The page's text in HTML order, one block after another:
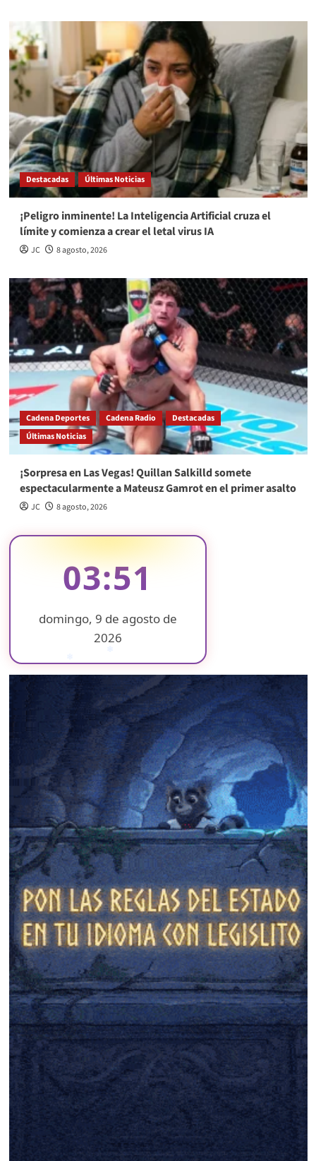
Destacadas Últimas Noticias
¡Peligro inminente! La Inteligencia Artificial cruza el
límite y comienza a crear el letal virus IA
JC 8 agosto, 2026
Cadena Deportes Cadena Radio
Destacadas
Últimas Noticias
¡Sorpresa en Las Vegas! Quillan Salkilld somete
espectacularmente a Mateusz Gamrot en el primer asalto
JC 8 agosto, 2026
03:51
domingo, 9 de agosto de
2026
❄
❄
❄
❄
❄
❄